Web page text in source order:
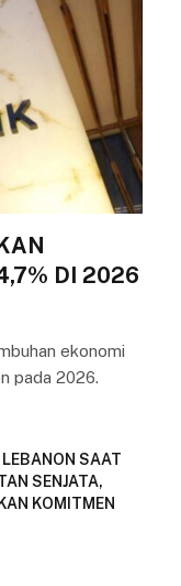
DI 2026
ekonomi
pada 2026.
LEBANON SAAT
SENJATA,
KOMITMEN